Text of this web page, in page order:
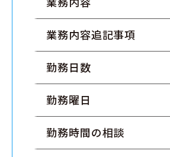
業務内容追記事項
勤務日数
勤務曜日
勤務時間の相談